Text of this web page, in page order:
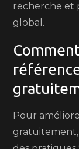
recherche et
global.
Pour
gratuitement,